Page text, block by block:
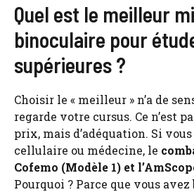
Quel est le meilleur
binoculaire pour
supérieures ?
Choisir le « meilleur » n’a de
regarde votre cursus. Ce n’est
prix, mais d’adéquation. Si
cellulaire ou médecine, le
Cofemo (Modèle 1) et
Pourquoi ? Parce que vous